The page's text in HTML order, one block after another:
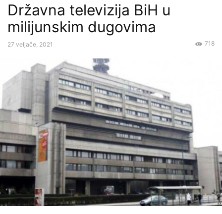
Državna televizija BiH u
milijunskim dugovima
27 veljače, 2021 718